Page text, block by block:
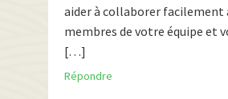
aider à collaborer facilement
membres de votre équipe et
[…]
Répondre